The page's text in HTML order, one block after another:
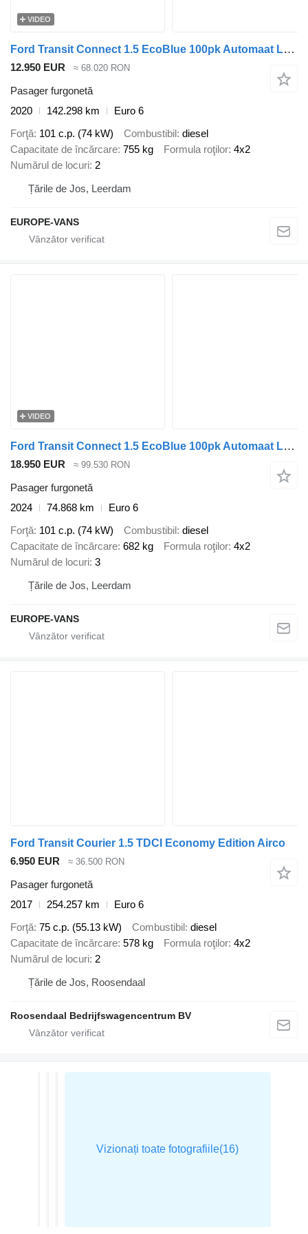
VIDEO
Ford Transit Connect 1.5 EcoBlue 100pk Automaat L2 Trend Airco/Navi/C
12.950 EUR ≈ 68.020 RON
Pasager furgonetă
2020
142.298 km
Euro 6
Forţă 101 c.p. (74 kW) Combustibil diesel
Capacitate de încărcare 755 kg Formula roţilor 4x2
Numărul de locuri 2
Țările de Jos, Leerdam
EUROPE-VANS
VIDEO
Ford Transit Connect 1.5 EcoBlue 100pk Automaat L2 Trend ACC/Camera/3
18.950 EUR ≈ 99.530 RON
Pasager furgonetă
2024
74.868 km
Euro 6
Forţă 101 c.p. (74 kW) Combustibil diesel
Capacitate de încărcare 682 kg Formula roţilor 4x2
Numărul de locuri 3
Țările de Jos, Leerdam
EUROPE-VANS
Ford Transit Courier 1.5 TDCI Economy Edition Airco
6.950 EUR
≈ 36.500 RON
Pasager furgonetă
2017
254.257 km
Euro 6
Forţă 75 c.p. (55.13 kW) Combustibil diesel
Capacitate de încărcare 578 kg Formula roţilor 4x2
Numărul de locuri 2
Țările de Jos, Roosendaal
Roosendaal Bedrijfswagencentrum BV